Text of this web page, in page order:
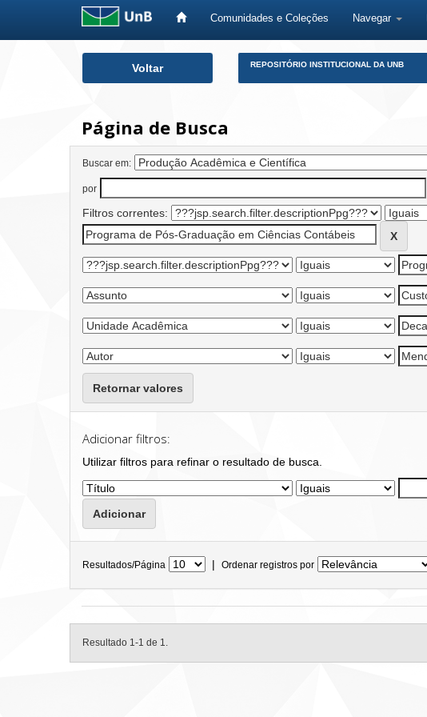
Comunidades e Coleções Navegar
Voltar REPOSITÓRIO INSTITUCIONAL DA UNB
Página de Busca
Buscar em:
por
Filtros correntes:
Retornar valores
Adicionar filtros:
Utilizar filtros para refinar o resultado de busca.
Resultados/Página | Ordenar registros por
Resultado 1-1 de 1.